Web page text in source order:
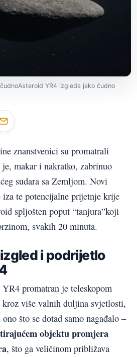
YR4 izgleda jako čudno
znanstvenici su promatrali
makar i nakratko, zabrinuo
sudara sa Zemljom. Novi
te potencijalne prijetnje krije
spljošten poput “tanjura”koji
svakih 20 minuta.
i podrijetlo
promatran je teleskopom
više valnih duljina svjetlosti,
što se dotad samo nagađalo –
objektu promjera
, što ga veličinom približava